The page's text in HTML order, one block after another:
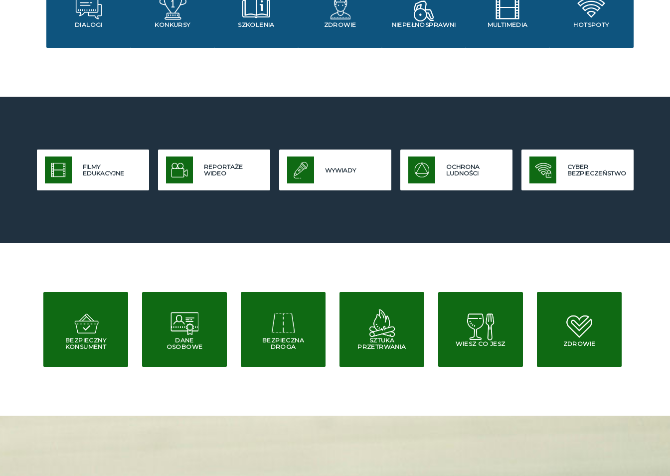
DIALOGI KONKURSY SZKOLENIA ZDROWIE NIEPEŁNOSPRAWNI MULTIMEDIA HOTSPOTY
FILMY
EDUKACYJNE
REPORTAŻE
WIDEO
WYWIADY
OCHRONA
LUDNOŚCI
CYBER
BEZPIECZEŃSTWO
BEZPIECZNY
KONSUMENT
DANE
OSOBOWE
BEZPIECZNA
DROGA
SZTUKA
PRZETRWANIA
WIESZ CO JESZ ZDROWIE